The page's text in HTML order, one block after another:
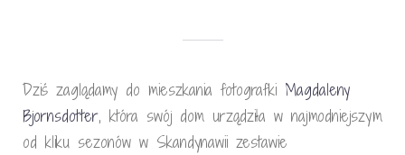
Dziś zaglądamy do mieszkania fotografki Magdaleny
Bjornsdotter, która swój dom urządziła w najmodniejszym
od kliku sezonów w Skandynawii zestawie